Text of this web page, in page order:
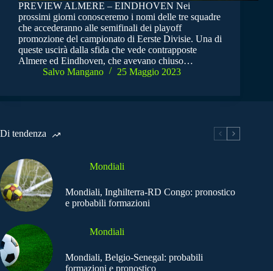
PREVIEW ALMERE – EINDHOVEN Nei
prossimi giorni conosceremo i nomi delle tre squadre
che accederanno alle semifinali dei playoff
promozione del campionato di Eerste Divisie. Una di
queste uscirà dalla sfida che vede contrapposte
Almere ed Eindhoven, che avevano chiuso…
Salvo Mangano
25 Maggio 2023
Di tendenza
Mondiali
Mondiali, Inghilterra-RD Congo: pronostico
e probabili formazioni
Mondiali
Mondiali, Belgio-Senegal: probabili
formazioni e pronostico